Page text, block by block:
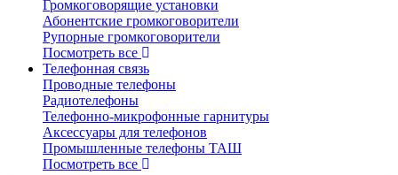
Громкоговорящие установки
Абонентские громкоговорители
Рупорные громкоговорители
Посмотреть все
Телефонная связь
Проводные телефоны
Радиотелефоны
Телефонно-микрофонные гарнитуры
Аксессуары для телефонов
Промышленные телефоны ТАШ
Посмотреть все